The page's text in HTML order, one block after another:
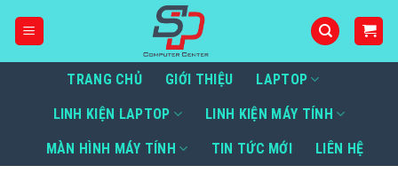
TRANG CHỦ GIỚI THIỆU LAPTOP
LINH KIỆN LAPTOP LINH KIỆN MÁY TÍNH
MÀN HÌNH MÁY TÍNH TIN TỨC MỚI LIÊN HỆ